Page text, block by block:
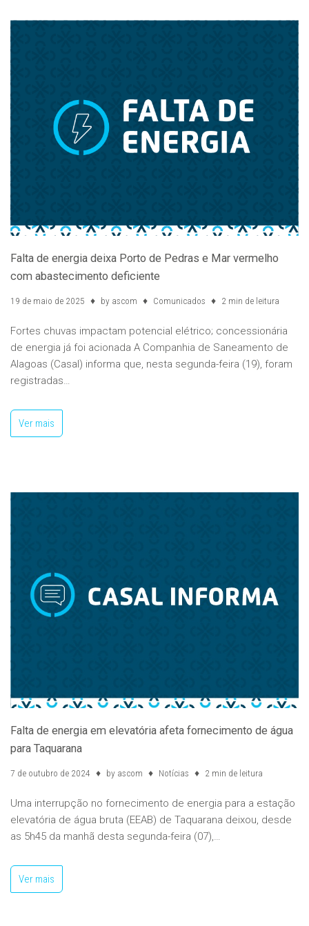
Falta de energia deixa Porto de Pedras e Mar vermelho
com abastecimento deficiente
19 de maio de 2025 by ascom Comunicados 2 min de leitura
Fortes chuvas impactam potencial elétrico; concessionária
de energia já foi acionada A Companhia de Saneamento de
Alagoas (Casal) informa que, nesta segunda-feira (19), foram
registradas…
Ver mais
Falta de energia em elevatória afeta fornecimento de água
para Taquarana
7 de outubro de 2024 by ascom Notícias 2 min de leitura
Uma interrupção no fornecimento de energia para a estação
elevatória de água bruta (EEAB) de Taquarana deixou, desde
as 5h45 da manhã desta segunda-feira (07),…
Ver mais